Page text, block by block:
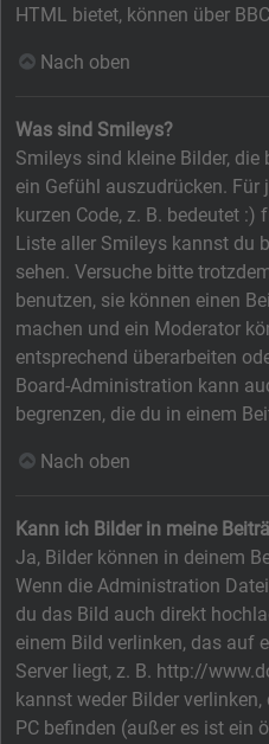
HTML bietet, können über
Nach oben
Was sind Smileys?
Smileys sind kleine Bilder,
ein Gefühl auszudrücken. Für
kurzen Code, z. B. bedeutet
Liste aller Smileys kannst du
sehen. Versuche bitte
benutzen, sie können einen
machen und ein Moderator
entsprechend überarbeiten
Board-Administration kann
begrenzen, die du in einem
Nach oben
Kann ich Bilder in meine
Ja, Bilder können in deinem
Wenn die Administration
du das Bild auch direkt
einem Bild verlinken, das auf
Server liegt, z. B. http://
kannst weder Bilder
PC befinden (außer es ist ein